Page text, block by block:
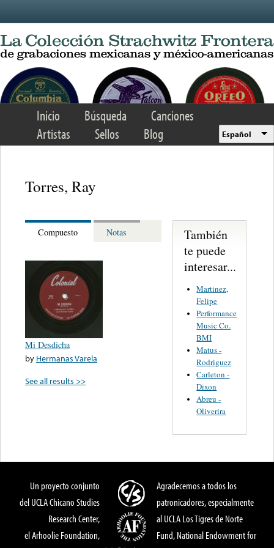
Inicio Búsqueda
Canciones
Artistas
Sellos Blog Español
Torres, Ray
Compuesto Notas
Mi Desdicha
by Hermanas Varela
See all results >>
También
te puede
interesar...
Martinez,
Felipe
Performance
Music Co.
BMI
Matus -
Rodriguez
Carleton -
Dixon
Abreu -
Oliverira
Un proyecto conjunto
del UCLA Chicano Studies
Research Center,
el Arhoolie Foundation,
Agradecemos a todos los
patronicadores, especialmente
al UCLA Los Tigres de Norte
Fund, National Endowment for